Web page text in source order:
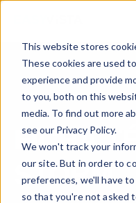
This website stores
These cookies are used
experience and provide
to you, both on this
media. To find out more
see our Privacy Policy.
We won't track your
our site. But in order to
preferences, we'll have
so that you're not asked
FICHA
STORM